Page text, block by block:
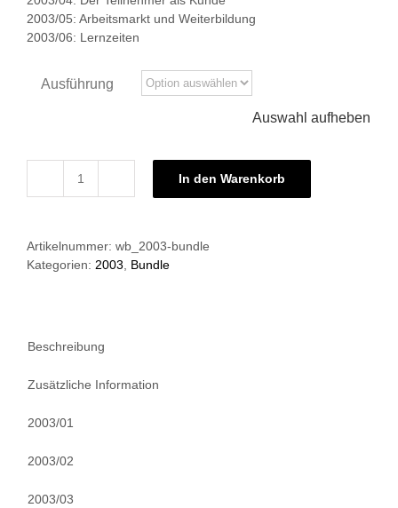
2003/05: Arbeitsmarkt und Weiterbildung
2003/06: Lernzeiten
Ausführung
Auswahl aufheben
Grundlagen
2003:
Bundle
In den Warenkorb
Artikelnummer: wb_2003-bundle
Kategorien: 2003, Bundle
Beschreibung
Zusätzliche Information
2003/01
2003/02
2003/03